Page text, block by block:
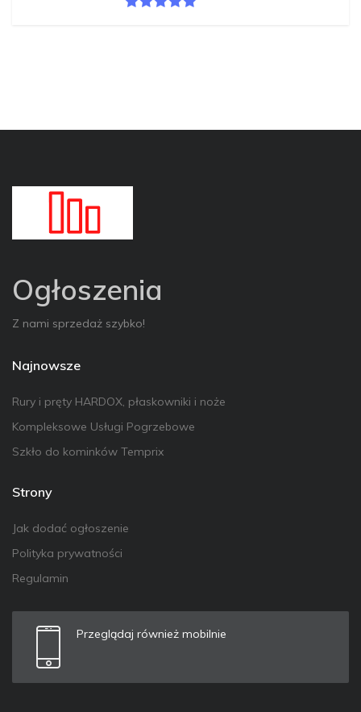
Ogłoszenia
Z nami sprzedaż szybko!
Najnowsze
Rury i pręty HARDOX, płaskowniki i noże
Kompleksowe Usługi Pogrzebowe
Szkło do kominków Temprix
Strony
Jak dodać ogłoszenie
Polityka prywatności
Regulamin
Przeglądaj również mobilnie